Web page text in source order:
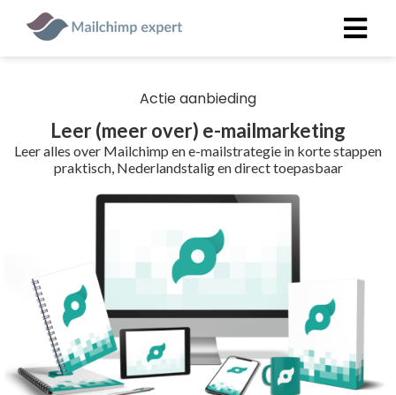
Actie aanbieding
Leer (meer over) e-mailmarketing
Leer alles over Mailchimp en e-mailstrategie in korte stappen
praktisch, Nederlandstalig en direct toepasbaar
om
te
Ze
gebruikt
en